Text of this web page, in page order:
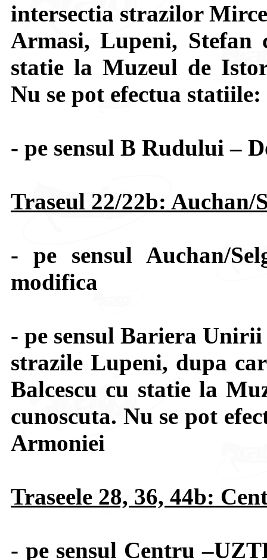
intersectia strazilor
Armasi, Lupeni, Stefan
statie la Muzeul de
Nu se pot efectua
- pe sensul B Rudului –
Traseul 22/22b:
- pe sensul Auchan/
modifica
- pe sensul Bariera
strazile Lupeni, dupa
Balcescu cu statie la
cunoscuta. Nu se pot
Armoniei
Traseele 28, 36, 44b:
- pe sensul Centru